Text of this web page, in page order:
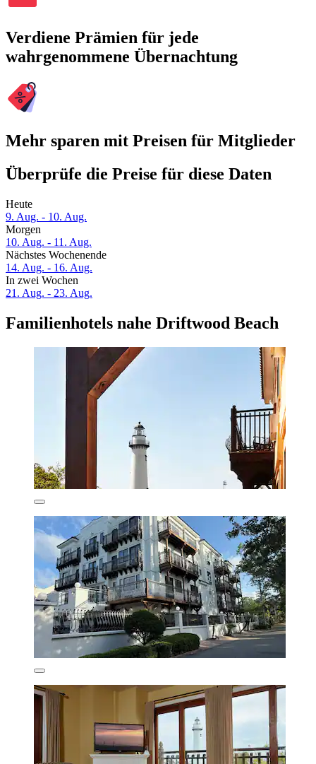
Verdiene Prämien für jede
wahrgenommene Übernachtung
Mehr sparen mit Preisen für Mitglieder
Überprüfe die Preise für diese Daten
Heute
9. Aug. - 10. Aug.
Morgen
10. Aug. - 11. Aug.
Nächstes Wochenende
14. Aug. - 16. Aug.
In zwei Wochen
21. Aug. - 23. Aug.
Familienhotels nahe Driftwood Beach